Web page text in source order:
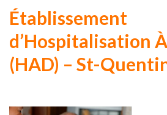
Établissement
d’Hospitalisation
(HAD) – St-